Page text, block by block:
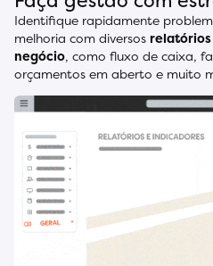
Identifique rapidamente
melhoria com diversos relatórios
negócio, como fluxo de caixa,
orçamentos em aberto e muito